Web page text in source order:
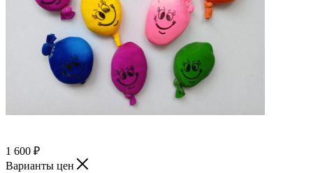
1 600 ₽
Варианты цен